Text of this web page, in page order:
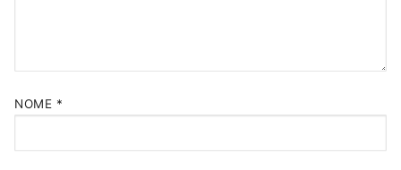
NOME *